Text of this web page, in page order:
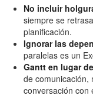
No incluir
siempre se
planificación.
Ignorar las
paralelas es un
Gantt en lugar
de comunicación,
conversación con